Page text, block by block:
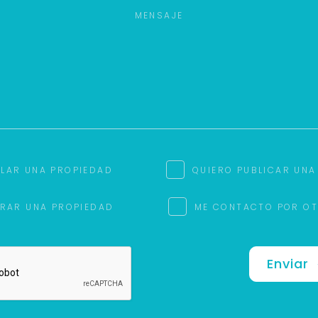
UNA PROPIEDAD QUIERO PUBLICAR
UNA PROPIEDAD ME CONTACTO POR
Enviar